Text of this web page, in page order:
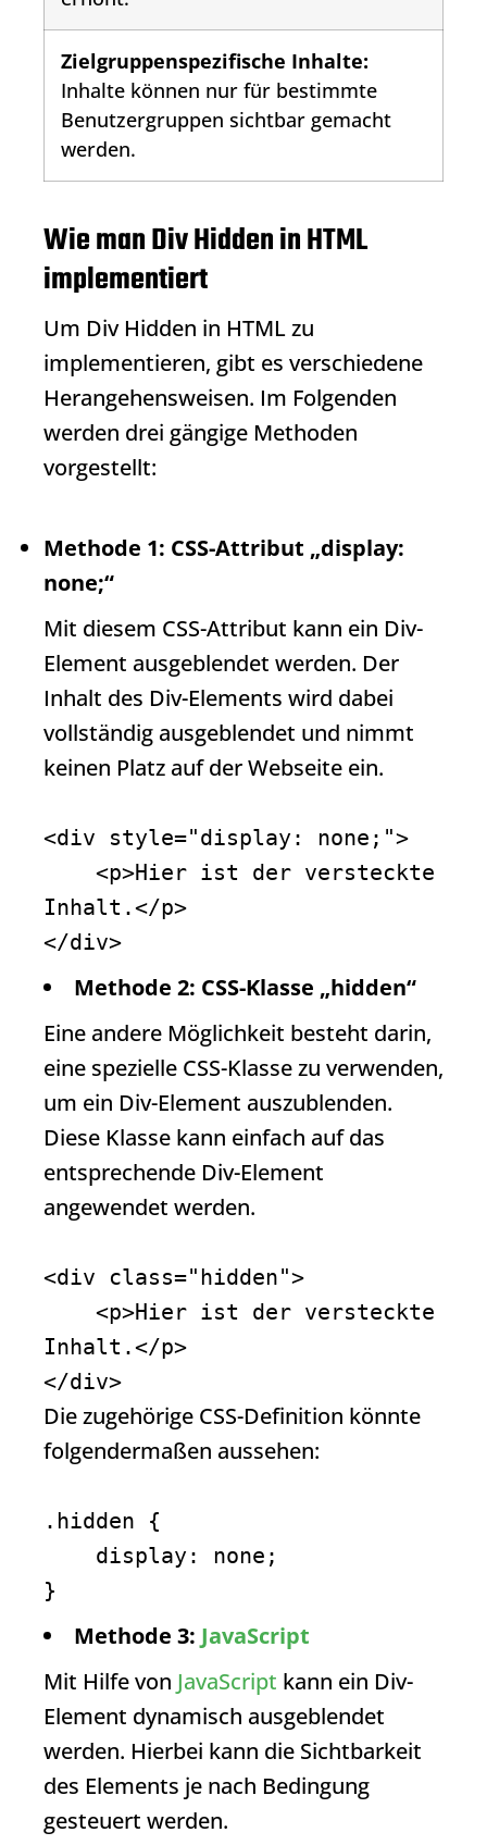
Zielgruppenspezifische Inhalte:
Inhalte können nur für bestimmte
Benutzergruppen sichtbar gemacht
werden.
Wie man Div Hidden in HTML
implementiert
Um Div Hidden in HTML zu
implementieren, gibt es verschiedene
Herangehensweisen. Im Folgenden
werden drei gängige Methoden
vorgestellt:
Methode 1: CSS-Attribut „display:
none;“
Mit diesem CSS-Attribut kann ein Div-
Element ausgeblendet werden. Der
Inhalt des Div-Elements wird dabei
vollständig ausgeblendet und nimmt
keinen Platz auf der Webseite ein.
<div style="display: none;">
Inhalt.</p>
</div>
Methode 2: CSS-Klasse „hidden“
Eine andere Möglichkeit besteht darin,
eine spezielle CSS-Klasse zu verwenden,
um ein Div-Element auszublenden.
Diese Klasse kann einfach auf das
entsprechende Div-Element
angewendet werden.
<div class="hidden">
Inhalt.</p>
</div>
Die zugehörige CSS-Definition könnte
folgendermaßen aussehen:
.hidden {
}
Methode 3: JavaScript
Mit Hilfe von JavaScript kann ein Div-
Element dynamisch ausgeblendet
werden. Hierbei kann die Sichtbarkeit
des Elements je nach Bedingung
gesteuert werden.